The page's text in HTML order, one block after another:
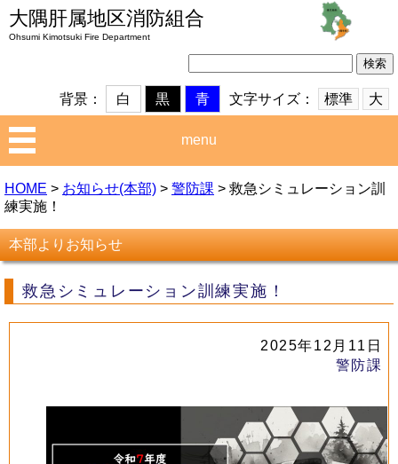
大隅肝属地区消防組合
Ohsumi Kimotsuki Fire Department
検
索:
文字サイズ：
標準 大
背景： 白 黒 青
menu
HOME > お知らせ(本部) > 警防課 > 救急シミュレーション訓
練実施！
本部よりお知らせ
救急シミュレーション訓練実施！
2025年12月11日
警防課